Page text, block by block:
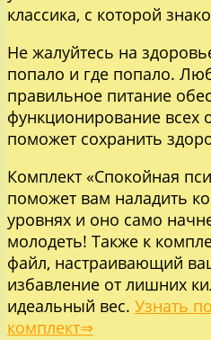
классика, с которой
Не жалуйтесь на
попало и где попало.
правильное питание
функционирование всех
поможет сохранить
Комплект «Спокойная
поможет вам наладить
уровнях и оно само
молодеть! Также к
файл, настраивающий
избавление от лишних
идеальный вес. Узнать
комплект⇒